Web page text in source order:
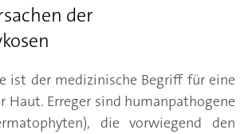
der
ist der medizinische Begriff für eine
Haut. Erreger sind humanpathogene
die vorwiegend den